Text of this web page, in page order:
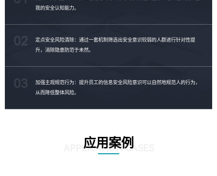
我的安全认知能力。
定点安全风险清除：通过一套机制筛选出安全意识较弱的人群进行针对性提
升，消除隐患防范于未然。
02
加强主观规范行为：提升员工的信息安全风险意识可以自然地规范人的行为，
从而降低整体风险。
03
应用案例
APPLICATION CASES